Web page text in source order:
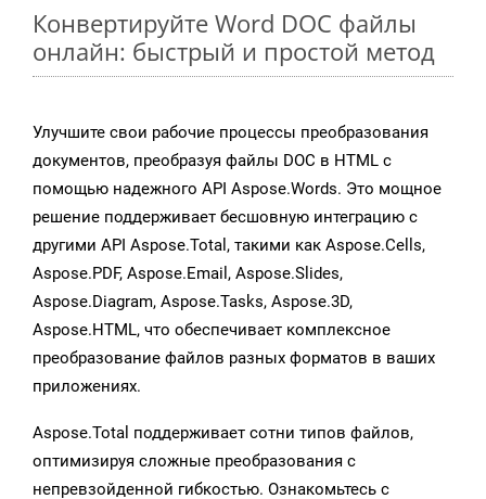
Конвертируйте Word DOC файлы
онлайн: быстрый и простой метод
Улучшите свои рабочие процессы преобразования
документов, преобразуя файлы DOC в HTML с
помощью надежного API Aspose.Words. Это мощное
решение поддерживает бесшовную интеграцию с
другими API Aspose.Total, такими как Aspose.Cells,
Aspose.PDF, Aspose.Email, Aspose.Slides,
Aspose.Diagram, Aspose.Tasks, Aspose.3D,
Aspose.HTML, что обеспечивает комплексное
преобразование файлов разных форматов в ваших
приложениях.
Aspose.Total поддерживает сотни типов файлов,
оптимизируя сложные преобразования с
непревзойденной гибкостью. Ознакомьтесь с